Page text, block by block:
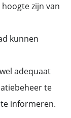
zijn van
kunnen
adequaat
te
informeren.